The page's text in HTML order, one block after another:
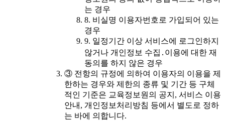
는 경우
8. 비실명 이용자번호로 가입되어 있는
경우
9. 일정기간 이상 서비스에 로그인하지
않거나 개인정보 수집․이용에 대한 재
동의를 하지 않은 경우
③ 전항의 규정에 의하여 이용자의 이용을 제
한하는 경우와 제한의 종류 및 기간 등 구체
적인 기준은 교육정보원의 공지, 서비스 이용
안내, 개인정보처리방침 등에서 별도로 정하
는 바에 의합니다.